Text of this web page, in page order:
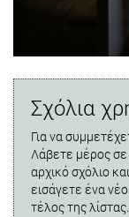
Σχόλια
Για να
Λάβετε μέρος
αρχικό σχόλιο
εισάγετε ένα
τέλος της λίστας.